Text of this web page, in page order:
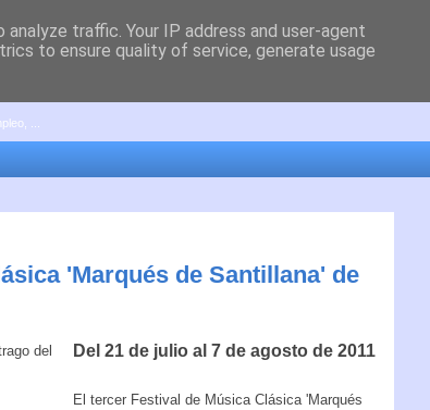
...
'Marqués de Santillana' de
Del 21 de julio al 7 de agosto de 2011
El tercer Festival de Música Clásica 'Marqués
traffic. Your IP address and user-agent
to ensure quality of service, generate usage